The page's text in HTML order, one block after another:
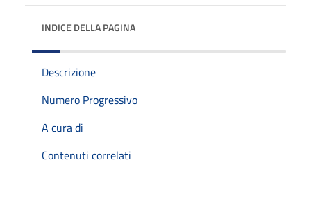
INDICE DELLA PAGINA
Descrizione
Numero Progressivo
A cura di
Contenuti correlati